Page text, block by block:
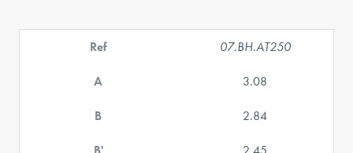
Ref 07.BH.AT250
A 3.08
B 2.84